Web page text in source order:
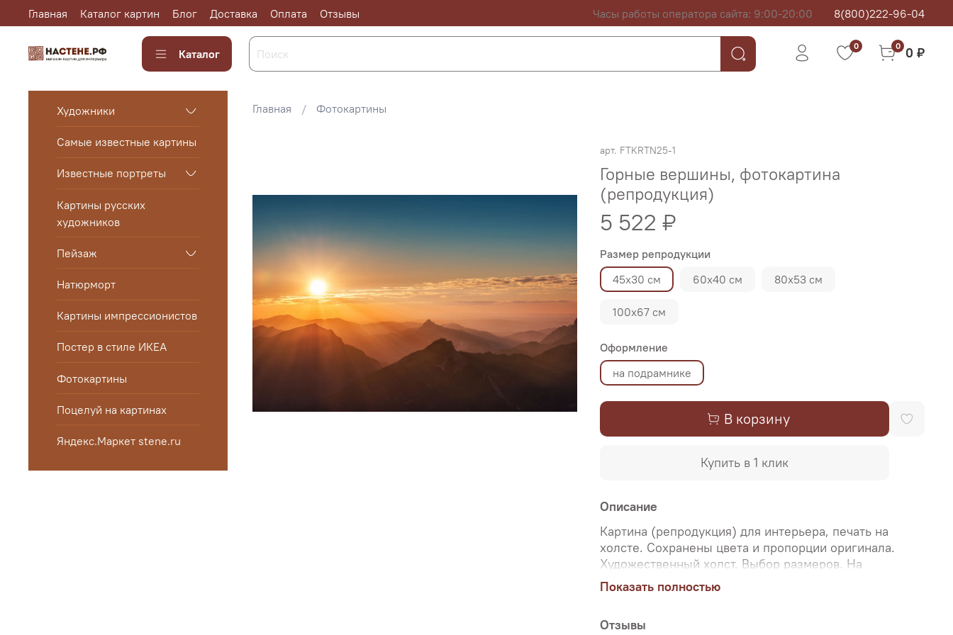
Главная Каталог картин Блог Доставка Оплата Отзывы Часы работы оператора сайта: 9:00-20:00 8(800)222-96-04
Каталог
0 0 0 ₽
Главная Фотокартины
арт. FTKRTN25-1
Горные вершины, фотокартина
(репродукция)
5 522 ₽
Размер репродукции
45х30 см
60х40 см 80х53 см
100х67 см
Оформление
на подрамнике
В корзину
Купить в 1 клик
Описание
Картина (репродукция) для интерьера, печать на
холсте. Сохранены цвета и пропорции оригинала.
Художественный холст. Выбор размеров. На
подрамнике или в рулоне (дешевле). Галерейная
натяжка на подрамник, не требует оформления в
Интернет-магазин "Настене.рф" создан для ценителей
Показать полностью
Отзывы
Художники
Самые известные картины
Известные портреты
Картины русских
художников
Пейзаж
Натюрморт
Картины импрессионистов
Постер в стиле ИКЕА
Фотокартины
Поцелуй на картинах
Яндекс.Маркет stene.ru